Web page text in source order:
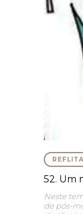
REFLITA
52. Um
Neste
de pós-